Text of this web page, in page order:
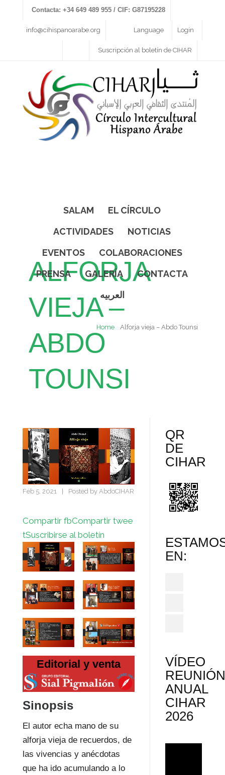
Contacta: +34 649 489 955 / CIF: G87195228
info@cihispanoarabe.org Login
Language
Suscripción al boletín de CIHAR
SALAM
EL CÍRCULO
ACTIVIDADES
NOTICIAS
EVENTOS
COLABORACIONES
PRENSA
GALERÍA
CONTACTA
العربيه
ALFORJA
VIEJA –
ABDO
TOUNSI
Home Alforja vieja – Abdo Tounsi
Feb 5, 2021 Posted by AbdoCIHAR
Compartir fbCompartir twee
tSuscribirse al boletín
Editorial y venta
Sinopsis
El autor echa mano de su
alforja vieja de recuerdos, de
las vivencias y anécdotas
que ha ido acumulando a lo
QR
DE
CIHAR
EN:
VÍDEO
ANUAL
CIHAR
2026